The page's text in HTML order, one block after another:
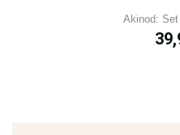
Akinod: